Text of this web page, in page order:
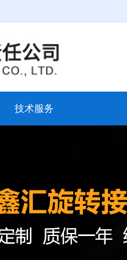
技术服务